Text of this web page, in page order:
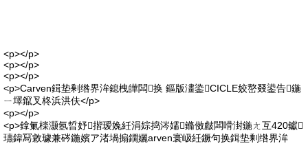
<p></p>
<p></p>
<p></p>
<p>Carven鍓垫剰绺界洠鎴栧皣闆换 鏂版澅鍌CICLE姣嶅叕鍙告鍦
ㄧ墿鑹叉柊浜洪伕</p>
<p></p>
<p>鎿氭檪灏氬晢妤揩瑷婏紝涓婃捣涔嬬鏅傚皻闆嗗湗鍦ㄤ互420钀
瓙鍏冩敹璩兼硶鍦嬪ア渚堝搧鐗孋arven寰岋紝鐝句换鍓垫剰绺界洠